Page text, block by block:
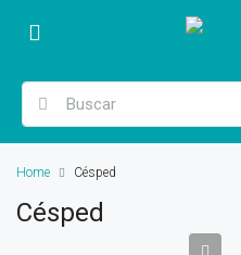
Home Césped
Césped